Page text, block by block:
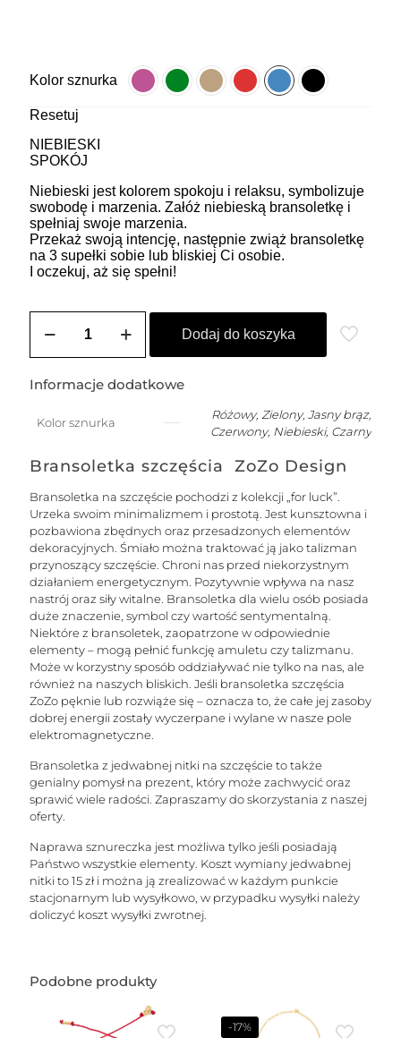
Kolor sznurka
Resetuj
NIEBIESKI
SPOKÓJ
Niebieski jest kolorem spokoju i relaksu, symbolizuje
swobodę i marzenia. Załóż niebieską bransoletkę i
spełniaj swoje marzenia.
Przekaż swoją intencję, następnie zwiąż bransoletkę
na 3 supełki sobie lub bliskiej Ci osobie.
I oczekuj, aż się spełni!
SOLE
szczęście
łańcuszku
jedwabną
kuleczką
-
złota
Dodaj do koszyka
Informacje dodatkowe
Kolor sznurka
Różowy, Zielony, Jasny brąz,
Czerwony, Niebieski, Czarny
Bransoletka szczęścia ZoZo Design
Bransoletka na szczęście pochodzi z kolekcji „for luck”.
Urzeka swoim minimalizmem i prostotą. Jest kunsztowna i
pozbawiona zbędnych oraz przesadzonych elementów
dekoracyjnych. Śmiało można traktować ją jako talizman
przynoszący szczęście. Chroni nas przed niekorzystnym
działaniem energetycznym. Pozytywnie wpływa na nasz
nastrój oraz siły witalne. Bransoletka dla wielu osób posiada
duże znaczenie, symbol czy wartość sentymentalną.
Niektóre z bransoletek, zaopatrzone w odpowiednie
elementy – mogą pełnić funkcję amuletu czy talizmanu.
Może w korzystny sposób oddziaływać nie tylko na nas, ale
również na naszych bliskich. Jeśli bransoletka szczęścia
ZoZo pęknie lub rozwiąże się – oznacza to, że całe jej zasoby
dobrej energii zostały wyczerpane i wylane w nasze pole
elektromagnetyczne.
Bransoletka z jedwabnej nitki na szczęście to także
genialny pomysł na prezent, który może zachwycić oraz
sprawić wiele radości. Zapraszamy do skorzystania z naszej
oferty.
Naprawa sznureczka jest możliwa tylko jeśli posiadają
Państwo wszystkie elementy. Koszt wymiany jedwabnej
nitki to 15 zł i można ją zrealizować w każdym punkcie
stacjonarnym lub wysyłkowo, w przypadku wysyłki należy
doliczyć koszt wysyłki zwrotnej.
Podobne produkty
-17%